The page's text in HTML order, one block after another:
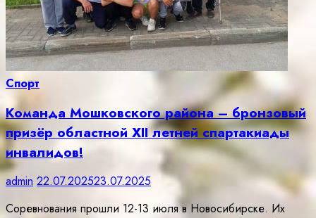
Спорт
Команда Мошковского района – бронзовый
призёр областной XII летней спартакиады
инвалидов!
admin 22.07.202523.07.2025
Соревнования прошли 12-13 июля в Новосибирске. Их